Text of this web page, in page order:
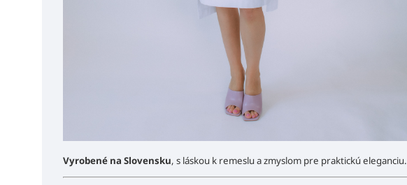
Vyrobené na Slovensku, s láskou k remeslu a zmyslom pre praktickú eleganciu.